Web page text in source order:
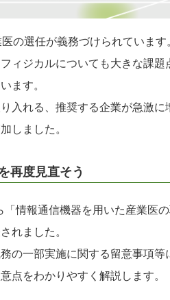
の選任が義務づけられています
ィジカルについても大きな課題
ます。
入れる、推奨する企業が急激に
しました。
再度見直そう
情報通信機器を用いた産業医
れました。
の一部実施に関する留意事項等
点をわかりやすく解説します。